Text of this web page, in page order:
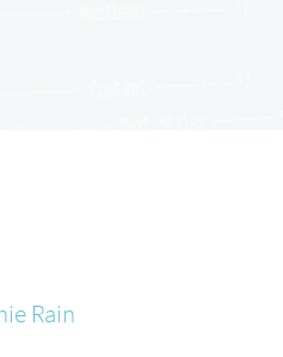
Rain